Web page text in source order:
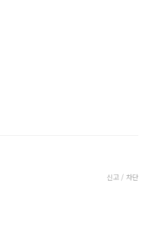
신고 / 차단